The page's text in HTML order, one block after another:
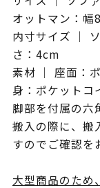
オットマン：
内寸サイズ ｜
さ：4cm
素材 ｜ 座面：
身：ポケットコ
脚部を付属の六
搬入の際に、搬
すのでご確認を
大型商品のため